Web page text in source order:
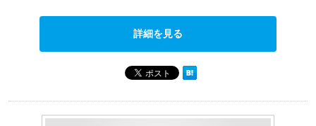
詳細を見る